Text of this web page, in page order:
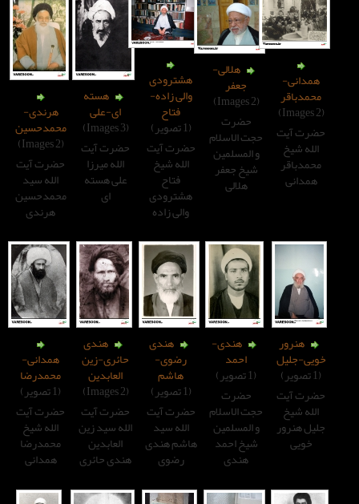
هرندی-
محمدحسین
(2 Images)
حضرت آیت
الله سید
محمدحسین
هرندی
هسته
ای-علی
(3 Images)
حضرت آیت
الله میرزا
علی هسته
هشترودی
والی زاده-
فتاح
(1 تصویر)
حضرت آیت
الله شیخ
فتاح
الاسلام
جعفر
همدانی-
محمدرضا
(1 تصویر)
حضرت آیت
الله شیخ
محمدرضا
همدانی
هندی
حائری-زین
العابدین
(2 Images)
حضرت آیت
الله سید زین
العابدین
هندی حائری
هندی
رضوی-
هاشم
(1 تصویر)
حضرت آیت
الله سید
هاشم هندی
هندی-
الاسلام